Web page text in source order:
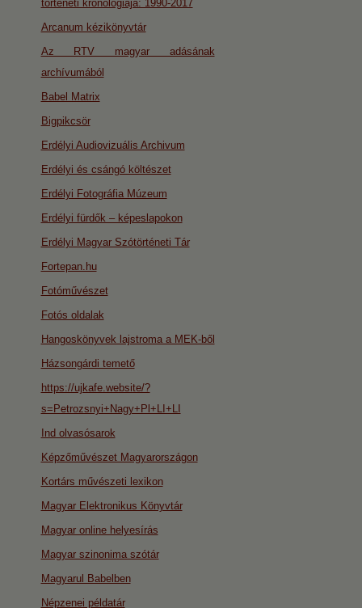
történeti kronológiája: 1990-2017
Arcanum kézikönyvtár
Az RTV magyar adásának
archívumából
Babel Matrix
Bigpikcsör
Erdélyi Audiovizuális Archivum
Erdélyi és csángó költészet
Erdélyi Fotográfia Múzeum
Erdélyi fürdők – képeslapokon
Erdélyi Magyar Szótörténeti Tár
Fortepan.hu
Fotóművészet
Fotós oldalak
Hangoskönyvek lajstroma a MEK-ből
Házsongárdi temető
https://ujkafe.website/?
s=Petrozsnyi+Nagy+Pl+LI+LI
Ind olvasósarok
Képzőművészet Magyarországon
Kortárs művészeti lexikon
Magyar Elektronikus Könyvtár
Magyar online helyesírás
Magyar szinonima szótár
Magyarul Babelben
Népzenei példatár